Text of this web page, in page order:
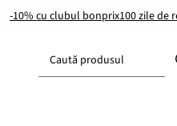
-10% cu clubul bonprix100 zile de
Caută produsul